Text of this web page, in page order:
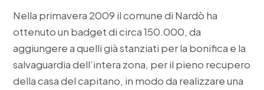
Nella primavera 2009 il comune di Nardò ha
ottenuto un badget di circa 150.000, da
aggiungere a quelli già stanziati per la bonifica e la
salvaguardia dell’intera zona, per il pieno recupero
della casa del capitano, in modo da realizzare una